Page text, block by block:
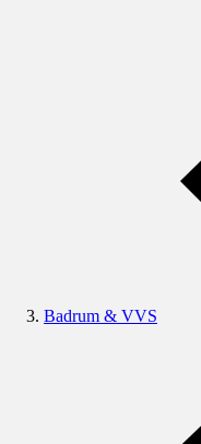
Badrum & VVS